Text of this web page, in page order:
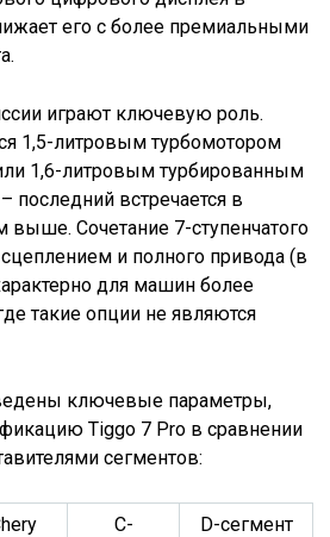
его с более премиальными
играют ключевую роль.
1,5-литровым турбомотором
1,6-литровым турбированным
последний встречается в
выше. Сочетание 7-ступенчатого
и полного привода (в
для машин более
такие опции не являются
ключевые параметры,
Tiggo 7 Pro в сравнении
сегментов:
C-
D-сегмент